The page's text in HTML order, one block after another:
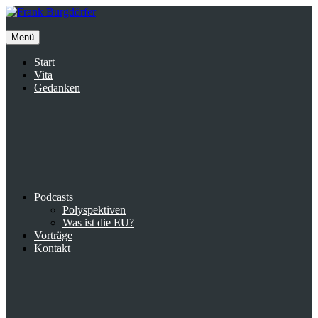
Inhalte
Menü
Start
Vita
Gedanken
Podcasts
Polyspektiven
Was ist die EU?
Vorträge
Kontakt